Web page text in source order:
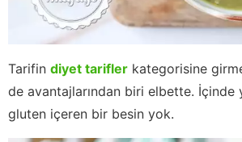
Tarifin diyet tarifler kategorisine
de avantajlarından biri elbette. İçinde
gluten içeren bir besin yok.